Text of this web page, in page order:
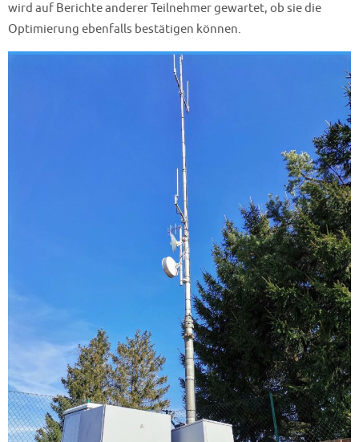
wird auf Berichte anderer Teilnehmer gewartet, ob sie die
Optimierung ebenfalls bestätigen können.